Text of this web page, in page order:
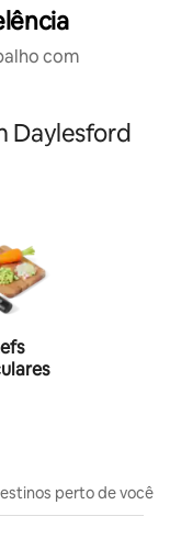
com
Daylesford
perto de você